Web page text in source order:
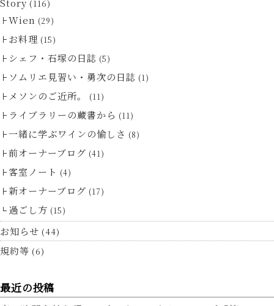
Story (116)
Wien (29)
お料理 (15)
シェフ・石塚の日誌 (5)
ソムリエ見習い・勇次の日誌 (1)
メソンのご近所。 (11)
ライブラリーの蔵書から (11)
一緒に学ぶワインの愉しさ (8)
前オーナーブログ (41)
客室ノート (4)
新オーナーブログ (17)
過ごし方 (15)
お知らせ (44)
規約等 (6)
最近の投稿